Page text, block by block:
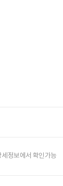
세정보에서 확인가능